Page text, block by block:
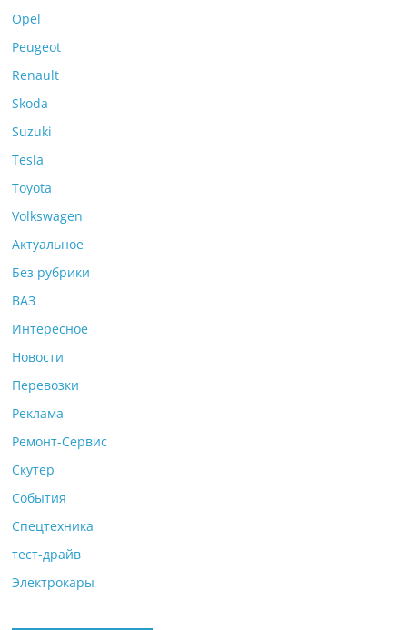
Opel
Peugeot
Renault
Skoda
Suzuki
Tesla
Toyota
Volkswagen
Актуальное
Без рубрики
ВАЗ
Интересное
Новости
Перевозки
Реклама
Ремонт-Сервис
Скутер
События
Спецтехника
тест-драйв
Электрокары